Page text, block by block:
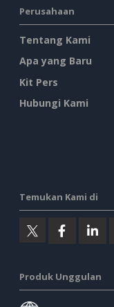
Perusahaan
Tentang Kami
Apa yang Baru
Kit Pers
Hubungi Kami
Temukan Kami di
Produk Unggulan